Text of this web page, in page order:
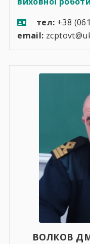
тел: +38
email:
ВОЛКОВ